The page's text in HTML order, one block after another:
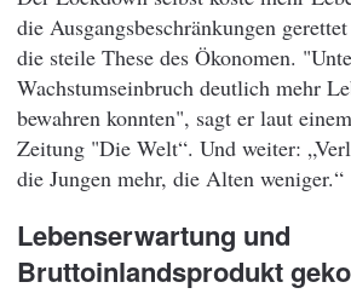
die Ausgangsbeschränkungen
die steile These des Ökonomen.
Wachstumseinbruch deutlich mehr
bewahren konnten", sagt er laut
Zeitung "Die Welt“. Und weiter:
die Jungen mehr, die Alten weniger.“
Lebenserwartung und
Bruttoinlandsprodukt